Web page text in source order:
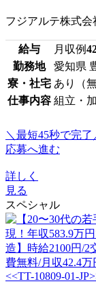
フジアルテ株式会
給与 月収例
勤務地
愛知県
寮・社宅 あり（無
仕事内容 組立・
＼最短45秒で完了
応募へ進む
詳しく
見る
スペシャル